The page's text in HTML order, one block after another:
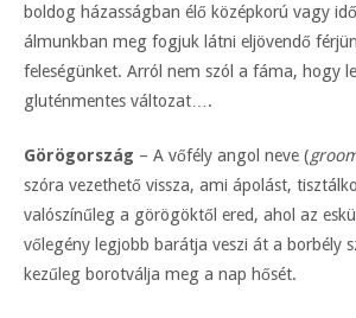
boldog házasságban élő középkorú vagy
álmunkban meg fogjuk látni eljövendő
feleségünket. Arról nem szól a fáma, hogy
gluténmentes változat….
Görögország – A vőfély angol neve (
szóra vezethető vissza, ami ápolást,
valószínűleg a görögöktől ered, ahol az
vőlegény legjobb barátja veszi át a borbély
kezűleg borotválja meg a nap hősét.